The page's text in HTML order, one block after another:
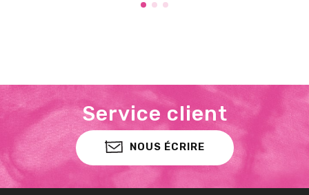
Service client
NOUS ÉCRIRE